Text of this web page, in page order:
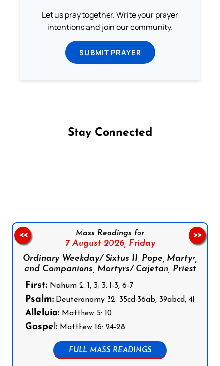
Let us pray together. Write your prayer
intentions and join our community.
SUBMIT PRAYER
Stay Connected
Mass Readings for
7 August 2026, Friday
Ordinary Weekday/ Sixtus II, Pope, Martyr,
and Companions, Martyrs/ Cajetan, Priest
First: Nahum 2: 1, 3; 3: 1-3, 6-7
Psalm: Deuteronomy 32: 35cd-36ab, 39abcd, 41
Alleluia: Matthew 5: 10
Gospel: Matthew 16: 24-28
FULL MASS READINGS
<< >>